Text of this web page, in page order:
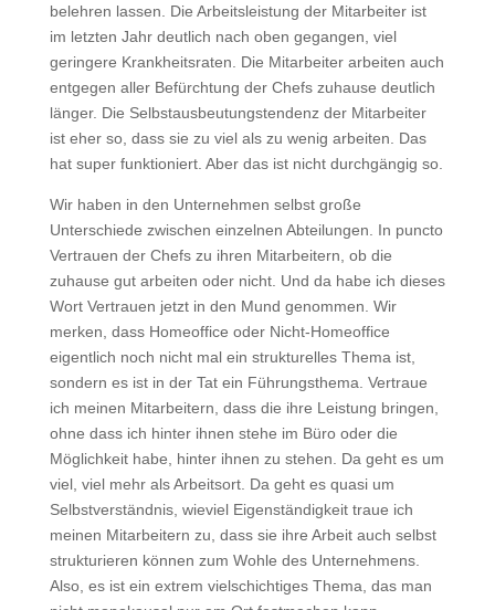
belehren lassen. Die Arbeitsleistung der Mitarbeiter ist
im letzten Jahr deutlich nach oben gegangen, viel
geringere Krankheitsraten. Die Mitarbeiter arbeiten auch
entgegen aller Befürchtung der Chefs zuhause deutlich
länger. Die Selbstausbeutungstendenz der Mitarbeiter
ist eher so, dass sie zu viel als zu wenig arbeiten. Das
hat super funktioniert. Aber das ist nicht durchgängig so.
Wir haben in den Unternehmen selbst große
Unterschiede zwischen einzelnen Abteilungen. In puncto
Vertrauen der Chefs zu ihren Mitarbeitern, ob die
zuhause gut arbeiten oder nicht. Und da habe ich dieses
Wort Vertrauen jetzt in den Mund genommen. Wir
merken, dass Homeoffice oder Nicht-Homeoffice
eigentlich noch nicht mal ein strukturelles Thema ist,
sondern es ist in der Tat ein Führungsthema. Vertraue
ich meinen Mitarbeitern, dass die ihre Leistung bringen,
ohne dass ich hinter ihnen stehe im Büro oder die
Möglichkeit habe, hinter ihnen zu stehen. Da geht es um
viel, viel mehr als Arbeitsort. Da geht es quasi um
Selbstverständnis, wieviel Eigenständigkeit traue ich
meinen Mitarbeitern zu, dass sie ihre Arbeit auch selbst
strukturieren können zum Wohle des Unternehmens.
Also, es ist ein extrem vielschichtiges Thema, das man